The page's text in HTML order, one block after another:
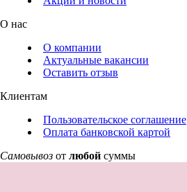
О нас
О компании
Актуальные вакансии
Оставить отзыв
Клиентам
Пользовательское соглашение
Оплата банковской картой
Самовывоз от любой суммы